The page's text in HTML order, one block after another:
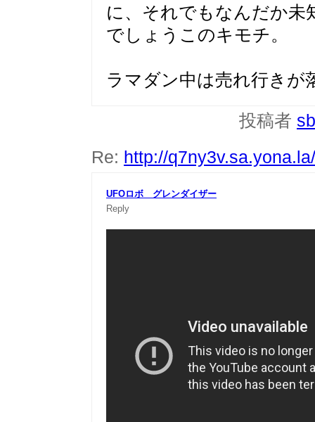
に、それでもなんだか未
でしょうこのキモチ。
ラマダン中は売れ行きが
投稿者
Re: http://
UFOロボ グレンダイザー
Reply